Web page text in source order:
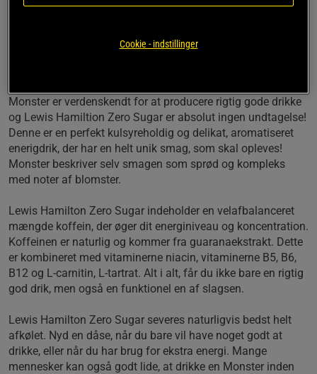
Udvalgte vitaminer
Monster er verdenskendt for at producere rigtig gode drikke
og Lewis Hamiltion Zero Sugar er absolut ingen undtagelse!
Denne er en perfekt kulsyreholdig og delikat, aromatiseret
enerigdrik, der har en helt unik smag, som skal opleves!
Monster beskriver selv smagen som sprød og kompleks
med noter af blomster.
Lewis Hamilton Zero Sugar indeholder en velafbalanceret
mængde koffein, der øger dit energiniveau og koncentration.
Koffeinen er naturlig og kommer fra guaranaekstrakt. Dette
er kombineret med vitaminerne niacin, vitaminerne B5, B6,
B12 og L-carnitin, L-tartrat. Alt i alt, får du ikke bare en rigtig
god drik, men også en funktionel en af slagsen.
Lewis Hamilton Zero Sugar severes naturligvis bedst helt
afkølet. Nyd en dåse, når du bare vil have noget godt at
drikke, eller når du har brug for ekstra energi. Mange
mennesker kan også godt lide, at drikke en Monster inden
Cookie - indstillinger